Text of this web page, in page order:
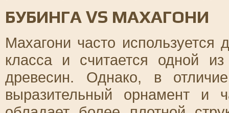
БУБИНГА VS МАХАГОНИ
Махагони часто используется
класса и считается одной
древесин. Однако, в
выразительный орнамент и